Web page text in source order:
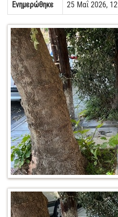
Ενημερώθηκε 25 Μαΐ 2026,